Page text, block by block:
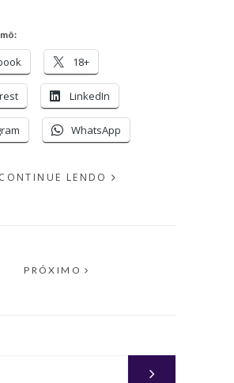
18+
LinkedIn
WhatsApp
CONTINUE LENDO
PRÓXIMO